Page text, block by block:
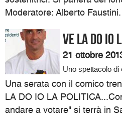
Moderatore: Alberto
VE LA DO IO
21 ottobre
Uno spettacolo
Una serata con il comico
LA DO IO LA
andare a votare" si terrà in